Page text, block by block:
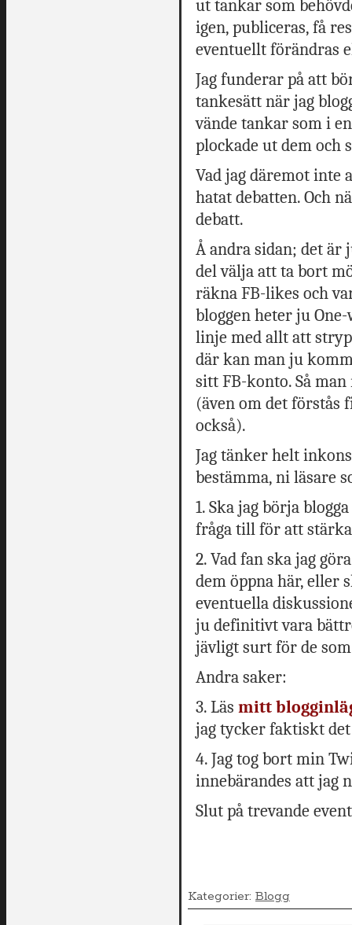
ut tankar som
igen, publiceras, få
eventuellt förändras
Jag funderar på att
tankesätt när jag
vände tankar som i
plockade ut dem och
Vad jag däremot inte
hatat debatten. Och
debatt.
Å andra sidan; det är
del välja att ta bort
räkna FB-likes och
bloggen heter ju
linje med allt att
där kan man ju
sitt FB-konto. Så
(även om det förstås
också).
Jag tänker helt
bestämma, ni läsare
1. Ska jag börja
fråga till för att
2. Vad fan ska jag
dem öppna här, eller
eventuella
ju definitivt vara
jävligt surt för de
Andra saker:
3. Läs mitt
jag tycker faktiskt
4. Jag tog bort min
innebärandes att jag
Slut på trevande
Kategorier: Blogg